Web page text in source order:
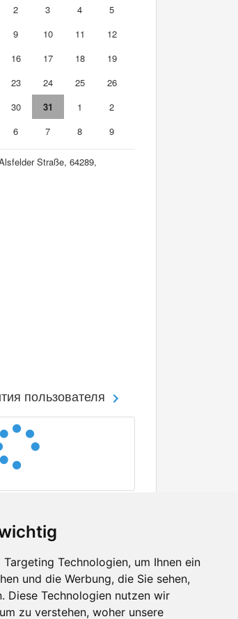
Technologien, um Ihnen ein
und die Werbung, die Sie sehen,
Diese Technologien nutzen wir
zu verstehen, woher unsere
2 3 4
5
9 10 11
12
16 17 18
19
23 24 25
26
30 31 1
2
6 7 8 9
Straße, 64289,
пользователя